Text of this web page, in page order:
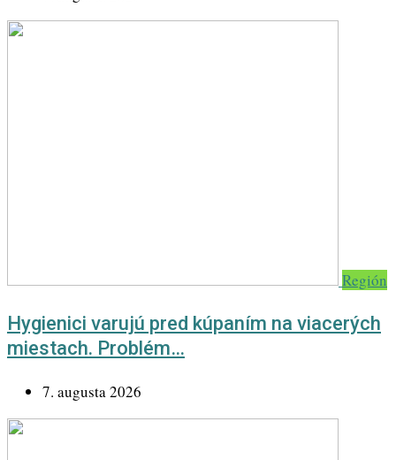
Región
Hygienici varujú pred kúpaním na viacerých
miestach. Problém…
7. augusta 2026